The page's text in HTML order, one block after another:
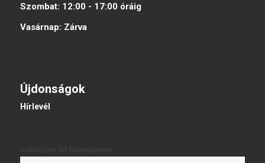
Szombat: 12:00 - 17:00 óráig
Vasárnap: Zárva
Újdonságok
Hírlevél